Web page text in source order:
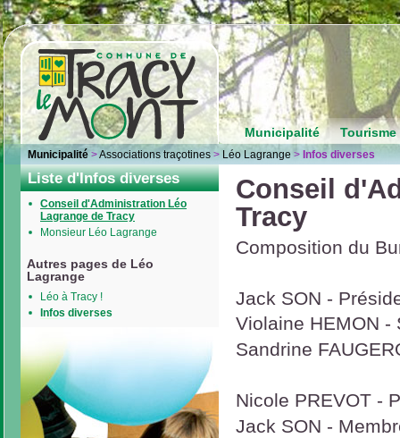
Municipalité
Municipalité >Associations traçotines > Léo Lagrange > Infos diverses
Liste d'Infos diverses
Conseil d'Administration Léo
Lagrange de Tracy
Monsieur Léo Lagrange
Autres pages de Léo
Lagrange
Léo à Tracy !
Infos diverses
Conseil
Tracy
Composition du
Jack SON -
Violaine HEMON -
Sandrine
Nicole PREVOT -
Jack SON -